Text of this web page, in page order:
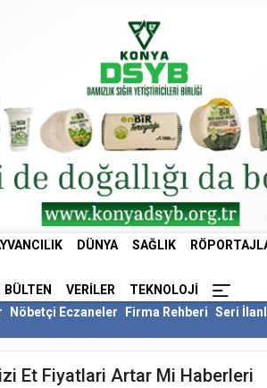
DÜNYA SAĞLIK
BÜLTEN VERILER
TEKNOLOJI
Nöbetçi Eczaneler Firma Rehberi Seri
Et Fiyatlari Artar Mi Haberleri